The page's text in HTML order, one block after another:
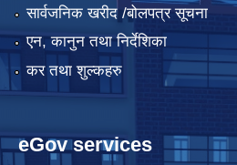
सार्वजनिक खरीद /बोलपत्र सूचना
एन, कानुन तथा निर्देशिका
कर तथा शुल्कहरु
eGov services